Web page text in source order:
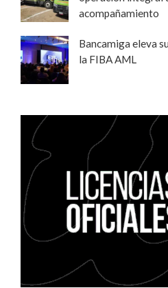
acompañamiento
Bancamiga eleva
la FIBA AML